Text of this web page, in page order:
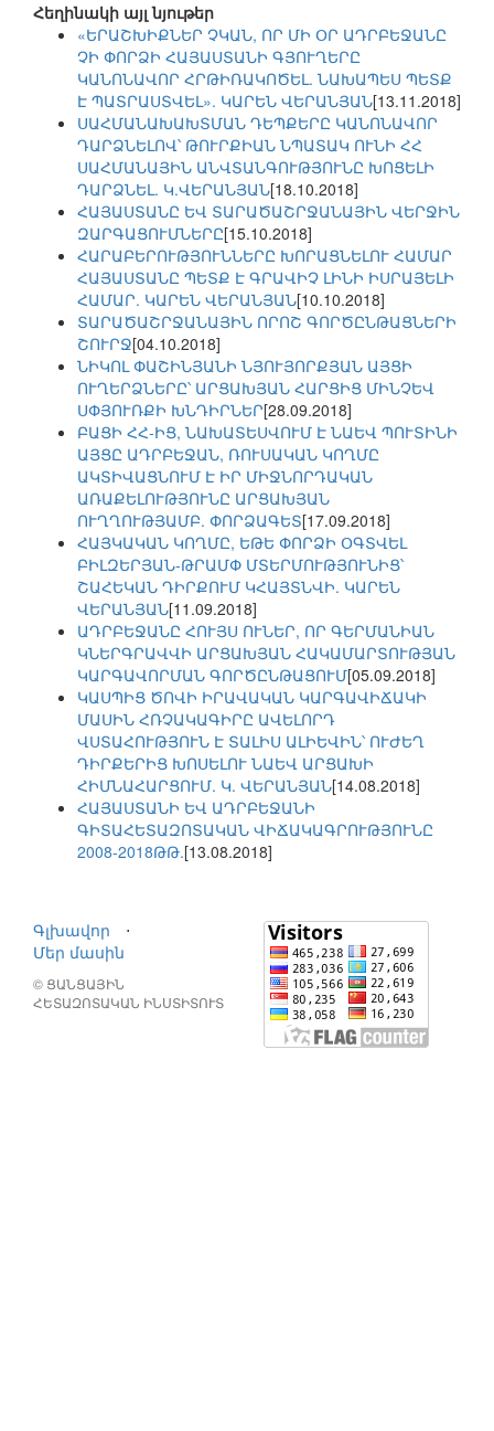
Հեղինակի այլ նյութեր
«ԵՐԱՇԽԻՔՆԵՐ ՉԿԱՆ, ՈՐ ՄԻ ՕՐ ԱԴՐԲԵՋԱՆԸ
ՉԻ ՓՈՐՁԻ ՀԱՅԱՍՏԱՆԻ ԳՅՈՒՂԵՐԸ
ԿԱՆՈՆԱՎՈՐ ՀՐԹԻՌԱԿՈԾԵԼ. ՆԱԽԱՊԵՍ ՊԵՏՔ
Է ՊԱՏՐԱՍՏՎԵԼ». ԿԱՐԵՆ ՎԵՐԱՆՅԱՆ[13.11.2018]
ՍԱՀՄԱՆԱԽԱԽՏՄԱՆ ԴԵՊՔԵՐԸ ԿԱՆՈՆԱՎՈՐ
ԴԱՐՁՆԵԼՈՎ՝ ԹՈՒՐՔԻԱՆ ՆՊԱՏԱԿ ՈՒՆԻ ՀՀ
ՍԱՀՄԱՆԱՅԻՆ ԱՆՎՏԱՆԳՈՒԹՅՈՒՆԸ ԽՈՑԵԼԻ
ԴԱՐՁՆԵԼ. Կ.ՎԵՐԱՆՅԱՆ[18.10.2018]
ՀԱՅԱՍՏԱՆԸ ԵՎ ՏԱՐԱԾԱՇՐՋԱՆԱՅԻՆ ՎԵՐՋԻՆ
ԶԱՐԳԱՑՈՒՄՆԵՐԸ[15.10.2018]
ՀԱՐԱԲԵՐՈՒԹՅՈՒՆՆԵՐԸ ԽՈՐԱՑՆԵԼՈՒ ՀԱՄԱՐ
ՀԱՅԱՍՏԱՆԸ ՊԵՏՔ Է ԳՐԱՎԻՉ ԼԻՆԻ ԻՍՐԱՅԵԼԻ
ՀԱՄԱՐ. ԿԱՐԵՆ ՎԵՐԱՆՅԱՆ[10.10.2018]
ՏԱՐԱԾԱՇՐՋԱՆԱՅԻՆ ՈՐՈՇ ԳՈՐԾԸՆԹԱՑՆԵՐԻ
ՇՈՒՐՋ[04.10.2018]
ՆԻԿՈԼ ՓԱՇԻՆՅԱՆԻ ՆՅՈՒՅՈՐՔՅԱՆ ԱՅՑԻ
ՈՒՂԵՐՁՆԵՐԸ՝ ԱՐՑԱԽՅԱՆ ՀԱՐՑԻՑ ՄԻՆՉԵՎ
ՍՓՅՈՒՌՔԻ ԽՆԴԻՐՆԵՐ[28.09.2018]
ԲԱՑԻ ՀՀ-ԻՑ, ՆԱԽԱՏԵՍՎՈՒՄ Է ՆԱԵՎ ՊՈՒՏԻՆԻ
ԱՅՑԸ ԱԴՐԲԵՋԱՆ, ՌՈՒՍԱԿԱՆ ԿՈՂՄԸ
ԱԿՏԻՎԱՑՆՈՒՄ Է ԻՐ ՄԻՋՆՈՐԴԱԿԱՆ
ԱՌԱՔԵԼՈՒԹՅՈՒՆԸ ԱՐՑԱԽՅԱՆ
ՈՒՂՂՈՒԹՅԱՄԲ. ՓՈՐՁԱԳԵՏ[17.09.2018]
ՀԱՅԿԱԿԱՆ ԿՈՂՄԸ, ԵԹԵ ՓՈՐՁԻ ՕԳՏՎԵԼ
ԲԻԼԶԵՐՅԱՆ-ԹՐԱՄՓ ՄՏԵՐՄՈՒԹՅՈՒՆԻՑ՝
ՇԱՀԵԿԱՆ ԴԻՐՔՈՒՄ ԿՀԱՅՏՆՎԻ. ԿԱՐԵՆ
ՎԵՐԱՆՅԱՆ[11.09.2018]
ԱԴՐԲԵՋԱՆԸ ՀՈՒՅՍ ՈՒՆԵՐ, ՈՐ ԳԵՐՄԱՆԻԱՆ
ԿՆԵՐԳՐԱՎՎԻ ԱՐՑԱԽՅԱՆ ՀԱԿԱՄԱՐՏՈՒԹՅԱՆ
ԿԱՐԳԱՎՈՐՄԱՆ ԳՈՐԾԸՆԹԱՑՈՒՄ[05.09.2018]
ԿԱՍՊԻՑ ԾՈՎԻ ԻՐԱՎԱԿԱՆ ԿԱՐԳԱՎԻՃԱԿԻ
ՄԱՍԻՆ ՀՌՉԱԿԱԳԻՐԸ ԱՎԵԼՈՐԴ
ՎՍՏԱՀՈՒԹՅՈՒՆ Է ՏԱԼԻՍ ԱԼԻԵՎԻՆ՝ ՈՒԺԵՂ
ԴԻՐՔԵՐԻՑ ԽՈՍԵԼՈՒ ՆԱԵՎ ԱՐՑԱԽԻ
ՀԻՄՆԱՀԱՐՑՈՒՄ. Կ. ՎԵՐԱՆՅԱՆ[14.08.2018]
ՀԱՅԱՍՏԱՆԻ ԵՎ ԱԴՐԲԵՋԱՆԻ
ԳԻՏԱՀԵՏԱԶՈՏԱԿԱՆ ՎԻՃԱԿԱԳՐՈՒԹՅՈՒՆԸ
2008-2018ԹԹ.[13.08.2018]
Գլխավոր
⋅
Մեր մասին
© ՑԱՆՑԱՅԻՆ
ՀԵՏԱԶՈՏԱԿԱՆ ԻՆՍՏԻՏՈՒՏ